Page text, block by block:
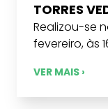
TORRES
Realizou-se
fevereiro, às
VER MAIS ›